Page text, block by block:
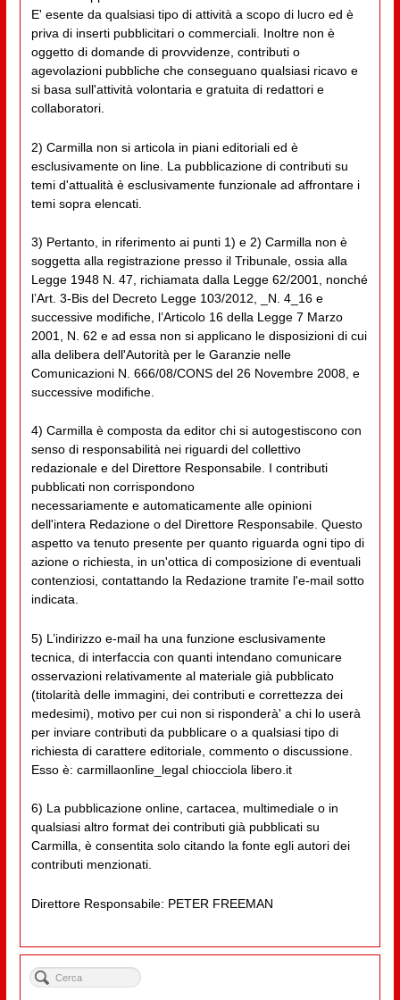
E' esente da qualsiasi tipo di attività a scopo di lucro ed è
priva di inserti pubblicitari o commerciali. Inoltre non è
oggetto di domande di provvidenze, contributi o
agevolazioni pubbliche che conseguano qualsiasi ricavo e
si basa sull'attività volontaria e gratuita di redattori e
collaboratori.
2) Carmilla non si articola in piani editoriali ed è
esclusivamente on line. La pubblicazione di contributi su
temi d'attualità è esclusivamente funzionale ad affrontare i
temi sopra elencati.
3) Pertanto, in riferimento ai punti 1) e 2) Carmilla non è
soggetta alla registrazione presso il Tribunale, ossia alla
Legge 1948 N. 47, richiamata dalla Legge 62/2001, nonché
l’Art. 3-Bis del Decreto Legge 103/2012, _N. 4_16 e
successive modifiche, l’Articolo 16 della Legge 7 Marzo
2001, N. 62 e ad essa non si applicano le disposizioni di cui
alla delibera dell'Autorità per le Garanzie nelle
Comunicazioni N. 666/08/CONS del 26 Novembre 2008, e
successive modifiche.
4) Carmilla è composta da editor chi si autogestiscono con
senso di responsabilità nei riguardi del collettivo
redazionale e del Direttore Responsabile. I contributi
pubblicati non corrispondono
necessariamente e automaticamente alle opinioni
dell'intera Redazione o del Direttore Responsabile. Questo
aspetto va tenuto presente per quanto riguarda ogni tipo di
azione o richiesta, in un'ottica di composizione di eventuali
contenziosi, contattando la Redazione tramite l'e-mail sotto
indicata.
5) L’indirizzo e-mail ha una funzione esclusivamente
tecnica, di interfaccia con quanti intendano comunicare
osservazioni relativamente al materiale già pubblicato
(titolarità delle immagini, dei contributi e correttezza dei
medesimi), motivo per cui non si risponderà' a chi lo userà
per inviare contributi da pubblicare o a qualsiasi tipo di
richiesta di carattere editoriale, commento o discussione.
Esso è: carmillaonline_legal chiocciola libero.it
6) La pubblicazione online, cartacea, multimediale o in
qualsiasi altro format dei contributi già pubblicati su
Carmilla, è consentita solo citando la fonte egli autori dei
contributi menzionati.
Direttore Responsabile: PETER FREEMAN